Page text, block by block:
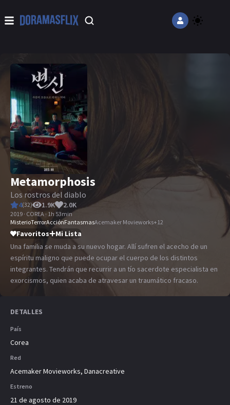
Metamorphosis
Los rostros del diablo
4(32) 1.9K 2.0K
2019 · COREA · 1h 53min
MisterioTerrorAcciónFantasmasAcemaker Movieworks+ 12
Favoritos
Mi Lista
Una familia se muda a su nuevo hogar. Allí sufren el acecho de un
espíritu maligno que puede ocupar el cuerpo de los distintos
integrantes. Tendrán que recurrir a un tío sacerdote especialista en
exorcismos, quien acaba de atravesar un traumático fracaso.
DETALLES
País
Corea
Red
Acemaker Movieworks, Danacreative
Estreno
21 de agosto de 2019